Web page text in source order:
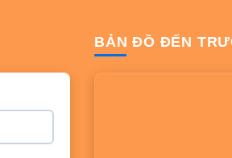
BẢN ĐỒ ĐẾN